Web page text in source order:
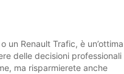
un Renault Trafic, è un’ottima
delle decisioni professionali
ma risparmierete anche